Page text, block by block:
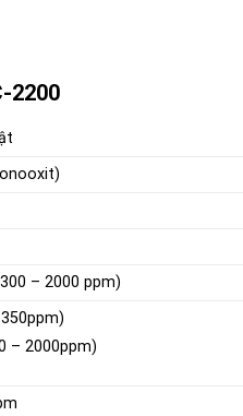
2200
– 2000ppm)
– 2000ppm)